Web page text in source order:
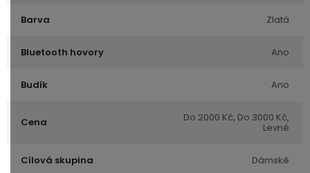
Barva Zlatá
Bluetooth hovory Ano
Budík Ano
Cena Do 2000 Kč, Do 3000 Kč,
Levné
Cílová skupina Dámské